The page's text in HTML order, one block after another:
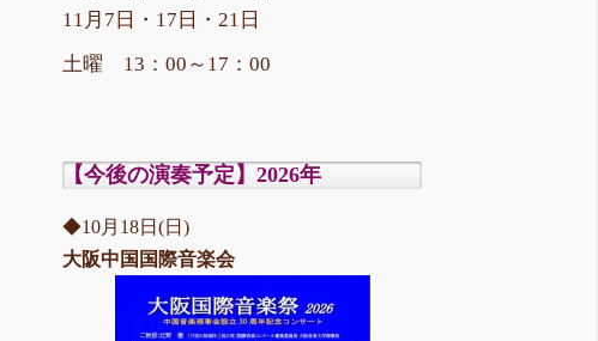
11月7日・17日・21日
土曜 13：00～17：00
【今後の演奏予定】2026年
◆10月18日(日)
大阪中国国際音楽会